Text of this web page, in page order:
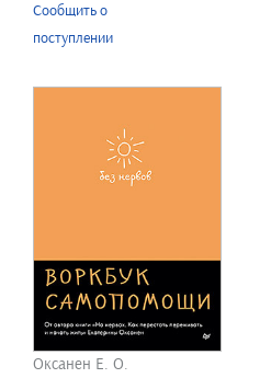
Сообщить о
поступлении
Оксанен Е. О.